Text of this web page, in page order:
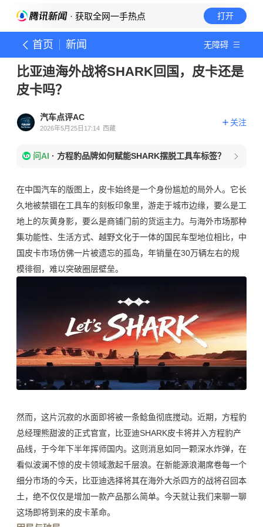
· 获取全网一手热点 打开
首页 新闻 无障碍
比亚迪海外战将SHARK回国，皮卡还是
皮卡吗？
汽车点评AC
2026年5月25日17:14 西藏
关注
问AI · 方程豹品牌如何赋能SHARK摆脱工具车标签？
在中国汽车的版图上，皮卡始终是一个身份尴尬的局外人。它长
久地被禁锢在工具车的刻板印象里，游走于城市边缘，要么是工
地上的灰黄身影，要么是商铺门前的货运主力。与海外市场那种
集功能性、生活方式、越野文化于一体的国民车型地位相比，中
国皮卡市场仿佛一片被遗忘的孤岛，年销量在30万辆左右的规
模徘徊，难以突破圈层壁垒。
然而，这片沉寂的水面即将被一条鲶鱼彻底搅动。近期，方程豹
总经理熊甜波的正式官宣，比亚迪SHARK皮卡将并入方程豹产
品线，于今年下半年挥师国内。这则消息如同一颗深水炸弹，在
看似波澜不惊的皮卡领域激起千层浪。在新能源浪潮席卷每一个
细分市场的今天，比亚迪选择将其在海外大杀四方的战将召回本
土，绝不仅仅是增加一款产品那么简单。今天就让我们来聊一聊
这场即将到来的皮卡革命。